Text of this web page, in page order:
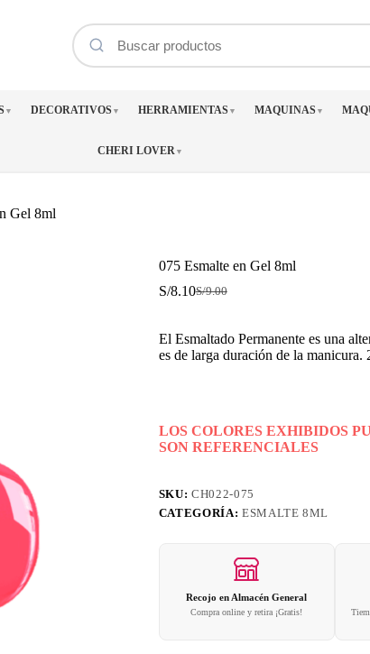
▼ DECORATIVOS ▼ HERRAMIENTAS ▼ MAQUINAS ▼
CHERI LOVER ▼
Gel 8ml
075 Esmalte en Gel 8ml
S/9.00
El
original
era:
S/9.00.
S/8.10El
actual
es:
S/8.10.
El Esmaltado Permanente es una
es de larga duración de la manicura.
LOS COLORES EXHIBIDOS
SON REFERENCIALES
SKU:CH022-075
CATEGORÍA: ESMALTE 8ML
Recojo en Almacén General
Compra online y retira ¡Gratis!